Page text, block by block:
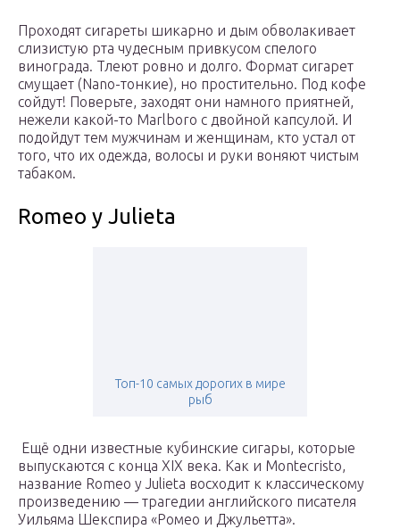
Проходят сигареты шикарно и дым обволакивает
слизистую рта чудесным привкусом спелого
винограда. Тлеют ровно и долго. Формат сигарет
смущает (Nano-тонкие), но простительно. Под кофе
сойдут! Поверьте, заходят они намного приятней,
нежели какой-то Marlboro с двойной капсулой. И
подойдут тем мужчинам и женщинам, кто устал от
того, что их одежда, волосы и руки воняют чистым
табаком.
Romeo y Julieta
Топ-10 самых дорогих в мире
рыб
Ещё одни известные кубинские сигары, которые
выпускаются с конца XIX века. Как и Montecristo,
название Romeo y Julieta восходит к классическому
произведению — трагедии английского писателя
Уильяма Шекспира «Ромео и Джульетта».